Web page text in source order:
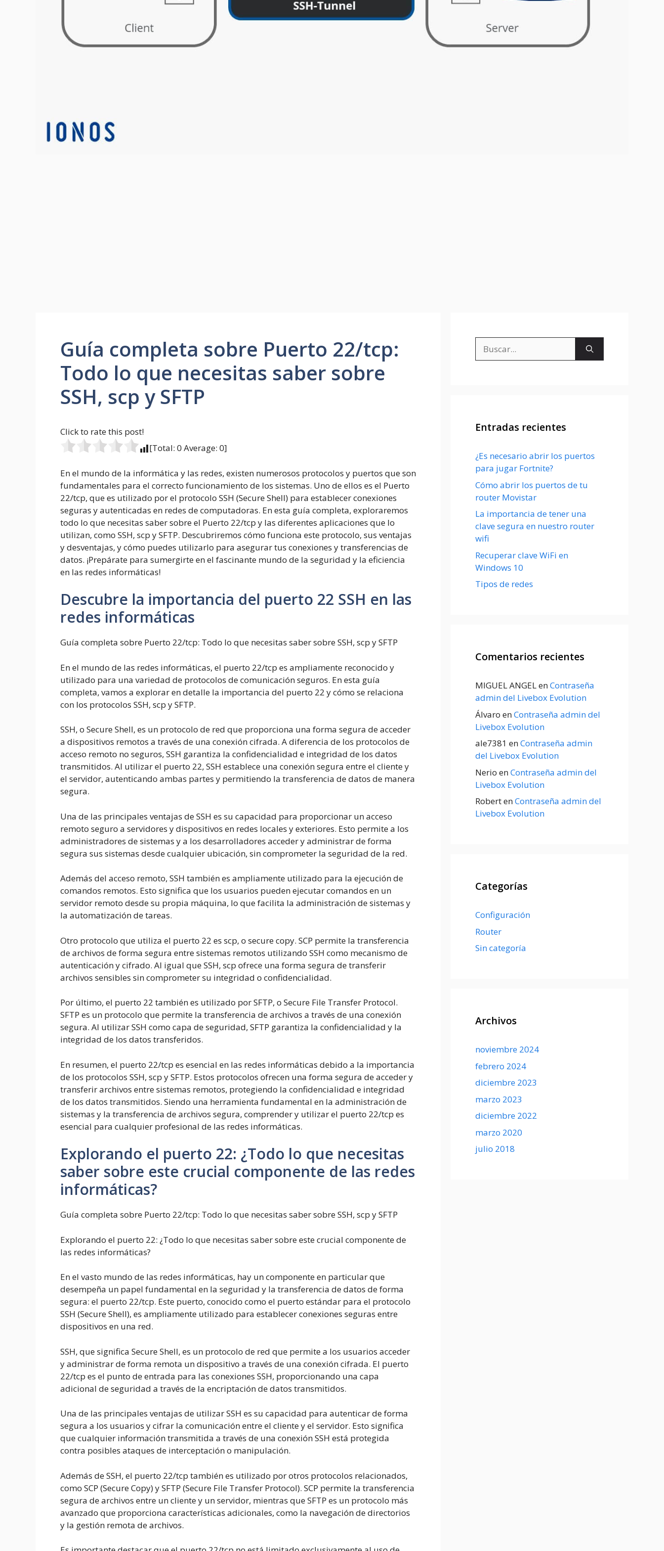
Guía completa sobre Puerto 22/tcp:
Todo lo que necesitas saber sobre
SSH, scp y SFTP
Click to rate this post!
[Total: 0 Average: 0]
En el mundo de la informática y las redes, existen numerosos protocolos y puertos que son
fundamentales para el correcto funcionamiento de los sistemas. Uno de ellos es el Puerto
22/tcp, que es utilizado por el protocolo SSH (Secure Shell) para establecer conexiones
seguras y autenticadas en redes de computadoras. En esta guía completa, exploraremos
todo lo que necesitas saber sobre el Puerto 22/tcp y las diferentes aplicaciones que lo
utilizan, como SSH, scp y SFTP. Descubriremos cómo funciona este protocolo, sus ventajas
y desventajas, y cómo puedes utilizarlo para asegurar tus conexiones y transferencias de
datos. ¡Prepárate para sumergirte en el fascinante mundo de la seguridad y la eficiencia
en las redes informáticas!
Descubre la importancia del puerto 22 SSH en las
redes informáticas
Guía completa sobre Puerto 22/tcp: Todo lo que necesitas saber sobre SSH, scp y SFTP
En el mundo de las redes informáticas, el puerto 22/tcp es ampliamente reconocido y
utilizado para una variedad de protocolos de comunicación seguros. En esta guía
completa, vamos a explorar en detalle la importancia del puerto 22 y cómo se relaciona
con los protocolos SSH, scp y SFTP.
SSH, o Secure Shell, es un protocolo de red que proporciona una forma segura de acceder
a dispositivos remotos a través de una conexión cifrada. A diferencia de los protocolos de
acceso remoto no seguros, SSH garantiza la confidencialidad e integridad de los datos
transmitidos. Al utilizar el puerto 22, SSH establece una conexión segura entre el cliente y
el servidor, autenticando ambas partes y permitiendo la transferencia de datos de manera
segura.
Una de las principales ventajas de SSH es su capacidad para proporcionar un acceso
remoto seguro a servidores y dispositivos en redes locales y exteriores. Esto permite a los
administradores de sistemas y a los desarrolladores acceder y administrar de forma
segura sus sistemas desde cualquier ubicación, sin comprometer la seguridad de la red.
Además del acceso remoto, SSH también es ampliamente utilizado para la ejecución de
comandos remotos. Esto significa que los usuarios pueden ejecutar comandos en un
servidor remoto desde su propia máquina, lo que facilita la administración de sistemas y
la automatización de tareas.
Otro protocolo que utiliza el puerto 22 es scp, o secure copy. SCP permite la transferencia
de archivos de forma segura entre sistemas remotos utilizando SSH como mecanismo de
autenticación y cifrado. Al igual que SSH, scp ofrece una forma segura de transferir
archivos sensibles sin comprometer su integridad o confidencialidad.
Por último, el puerto 22 también es utilizado por SFTP, o Secure File Transfer Protocol.
SFTP es un protocolo que permite la transferencia de archivos a través de una conexión
segura. Al utilizar SSH como capa de seguridad, SFTP garantiza la confidencialidad y la
integridad de los datos transferidos.
En resumen, el puerto 22/tcp es esencial en las redes informáticas debido a la importancia
de los protocolos SSH, scp y SFTP. Estos protocolos ofrecen una forma segura de acceder y
transferir archivos entre sistemas remotos, protegiendo la confidencialidad e integridad
de los datos transmitidos. Siendo una herramienta fundamental en la administración de
sistemas y la transferencia de archivos segura, comprender y utilizar el puerto 22/tcp es
esencial para cualquier profesional de las redes informáticas.
Explorando el puerto 22: ¿Todo lo que necesitas
saber sobre este crucial componente de las redes
informáticas?
Guía completa sobre Puerto 22/tcp: Todo lo que necesitas saber sobre SSH, scp y SFTP
Explorando el puerto 22: ¿Todo lo que necesitas saber sobre este crucial componente de
las redes informáticas?
En el vasto mundo de las redes informáticas, hay un componente en particular que
desempeña un papel fundamental en la seguridad y la transferencia de datos de forma
segura: el puerto 22/tcp. Este puerto, conocido como el puerto estándar para el protocolo
SSH (Secure Shell), es ampliamente utilizado para establecer conexiones seguras entre
dispositivos en una red.
SSH, que significa Secure Shell, es un protocolo de red que permite a los usuarios acceder
y administrar de forma remota un dispositivo a través de una conexión cifrada. El puerto
22/tcp es el punto de entrada para las conexiones SSH, proporcionando una capa
adicional de seguridad a través de la encriptación de datos transmitidos.
Una de las principales ventajas de utilizar SSH es su capacidad para autenticar de forma
segura a los usuarios y cifrar la comunicación entre el cliente y el servidor. Esto significa
que cualquier información transmitida a través de una conexión SSH está protegida
contra posibles ataques de interceptación o manipulación.
Además de SSH, el puerto 22/tcp también es utilizado por otros protocolos relacionados,
como SCP (Secure Copy) y SFTP (Secure File Transfer Protocol). SCP permite la transferencia
segura de archivos entre un cliente y un servidor, mientras que SFTP es un protocolo más
avanzado que proporciona características adicionales, como la navegación de directorios
y la gestión remota de archivos.
Entradas recientes
¿Es necesario abrir los puertos
para jugar Fortnite?
Cómo abrir los puertos de tu
router Movistar
La importancia de tener una
clave segura en nuestro router
wifi
Recuperar clave WiFi en
Windows 10
Tipos de redes
Comentarios recientes
MIGUEL ANGELenContraseña
admin del Livebox Evolution
Álvaro enContraseña admin del
Livebox Evolution
ale7381 enContraseña admin
del Livebox Evolution
Nerio enContraseña admin del
Livebox Evolution
RobertenContraseña admin del
Livebox Evolution
Categorías
Configuración
Router
Sin categoría
Archivos
noviembre 2024
febrero 2024
diciembre 2023
marzo 2023
diciembre 2022
marzo 2020
julio 2018